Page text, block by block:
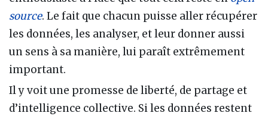
source. Le fait que chacun puisse aller récupérer
les données, les analyser, et leur donner aussi
un sens à sa manière, lui paraît extrêmement
important.
Il y voit une promesse de liberté, de partage et
d’intelligence collective. Si les données restent